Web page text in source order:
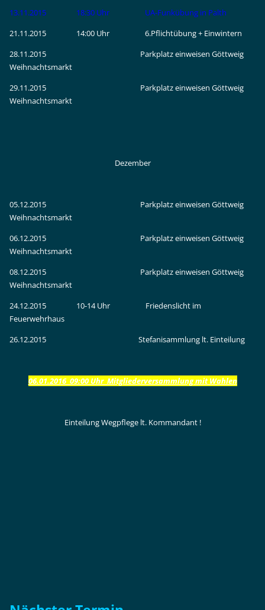
13.11.2015 18:30 Uhr UA-Funkübung in Palth
21.11.2015 14:00 Uhr 6.Pflichtübung + Einwintern
28.11.2015 Parkplatz einweisen Göttweig
Weihnachtsmarkt
29.11.2015 Parkplatz einweisen Göttweig
Weihnachtsmarkt
Dezember
05.12.2015 Parkplatz einweisen Göttweig
Weihnachtsmarkt
06.12.2015 Parkplatz einweisen Göttweig
Weihnachtsmarkt
08.12.2015 Parkplatz einweisen Göttweig
Weihnachtsmarkt
24.12.2015 10-14 Uhr Friedenslicht im
Feuerwehrhaus
26.12.2015 Stefanisammlung lt. Einteilung
06.01.2016 09:00 Uhr Mitgliederversammlung mit Wahlen
Einteilung Wegpflege lt. Kommandant !